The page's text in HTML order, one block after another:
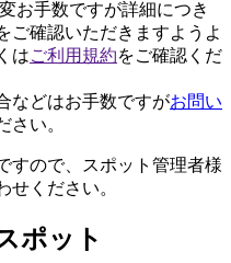
お手数ですが詳細につき
ご確認いただきますようよ
はご利用規約をご確認くだ
などはお手数ですがお問い
さい。
すので、スポット管理者様
せください。
ポット